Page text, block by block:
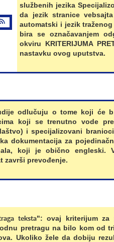
službenih jezika
da jezik stranice
automatski i jezik
bira se označavanjem
okviru KRITERIJUMA
nastavku ovog uputstva.
odlučuju o tome koji će
koji se trenutno vode
i specijalizovani
dokumentacija za
koji je obično engleski.
završi prevođenje.
teksta": ovaj kriterijum za
pretragu na bilo kom od
Ukoliko žele da dobiju